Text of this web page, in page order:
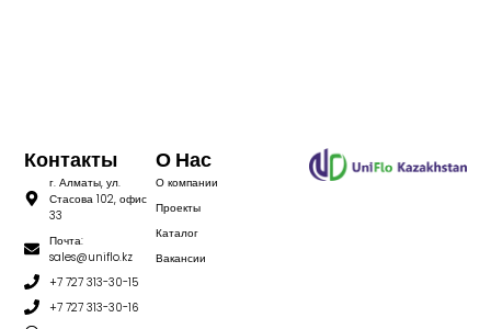
О Нас
О компании
Проекты
Каталог
Вакансии
Контакты
г. Алматы, ул.
Стасова 102, офис
33
Почта:
sales@uniflo.kz
+7 727 313-30-15
+7 727 313-30-16